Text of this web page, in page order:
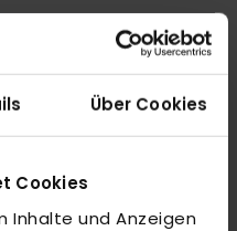
Über Cookies
Cookies
Inhalte und Anzeigen